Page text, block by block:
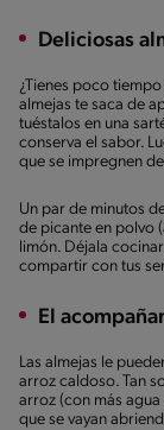
Deliciosas
¿Tienes poco
almejas te saca de
tuéstalos en una
conserva el sabor.
que se impregnen
Un par de minutos
de picante en polvo
limón. Déjala
compartir con tus
El
Las almejas le
arroz caldoso. Tan
arroz (con más
que se vayan